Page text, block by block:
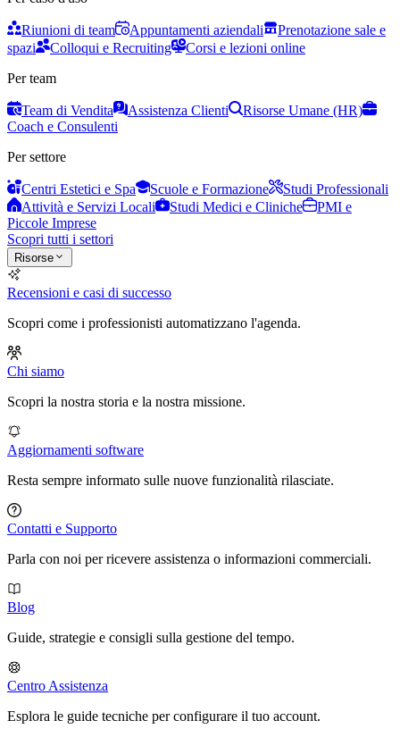
Riunioni di team Appuntamenti aziendali
Prenotazione sale e
spazi
Colloqui e Recruiting
Corsi e lezioni online
Per team
Team di Vendita Assistenza Clienti
Risorse Umane (HR)
Coach e Consulenti
Per settore
Centri Estetici e Spa Scuole e Formazione
Studi Professionali
Attività e Servizi Locali
Studi Medici e Cliniche
PMI e
Piccole Imprese
Scopri tutti i settori
Risorse
Recensioni e casi di successo
Scopri come i professionisti automatizzano l'agenda.
Chi siamo
Scopri la nostra storia e la nostra missione.
Aggiornamenti software
Resta sempre informato sulle nuove funzionalità rilasciate.
Contatti e Supporto
Parla con noi per ricevere assistenza o informazioni commerciali.
Blog
Guide, strategie e consigli sulla gestione del tempo.
Centro Assistenza
Esplora le guide tecniche per configurare il tuo account.